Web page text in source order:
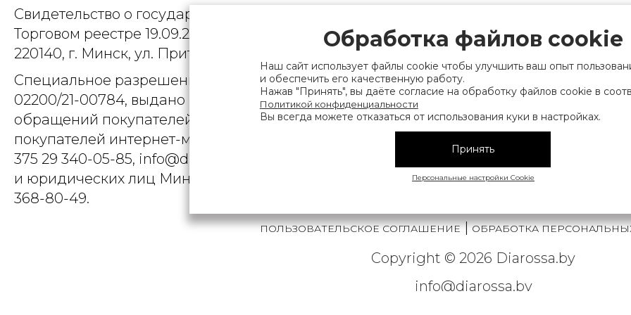
Свидетельство о государственной регистрации выдано Мингорисполкомом
Торговом реестре 19.09.2025, № 758300. Юридический адрес: 220007, г. Минск, ул.
220140, г. Минск, ул. Притыцкого, д.79, пом. 9
Специальное разрешение (лицензия) на деятельность, связанную с
02200/21-00784, выдано Министерством финансов Республики Беларусь. Номер
обращений покупателей интернет-магазина), а также лица уполномоченного
покупателей интернет-магазина о нарушении их прав, предусмотренных
375 29 340-05-85, info@diarossa.by. Номера контактных телефонов работников
и юридических лиц Минского городского исполнительного комитета,
368-80-49.
ПОЛЬЗОВАТЕЛЬСКОЕ СОГЛАШЕНИЕ|ОБРАБОТКА
Copyright © 2026 Diarossa.by
info@diarossa.by
Обработка файлов cookie
Наш сайт использует файлы cookie чтобы улучшить ваш опыт
и обеспечить его качественную работу.
Нажав "Принять", вы даёте согласие на обработку файлов cookie в
Политикой конфиденциальности
Вы всегда можете отказаться от использования куки в настройках.
Принять
Персональные настройки Cookie